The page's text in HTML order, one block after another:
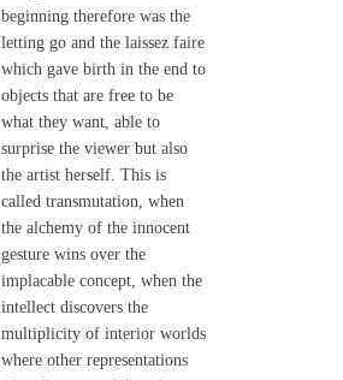
beginning therefore was the
letting go and the laissez faire
which gave birth in the end to
objects that are free to be
what they want, able to
surprise the viewer but also
the artist herself. This is
called transmutation, when
the alchemy of the innocent
gesture wins over the
implacable concept, when the
intellect discovers the
multiplicity of interior worlds
where other representations